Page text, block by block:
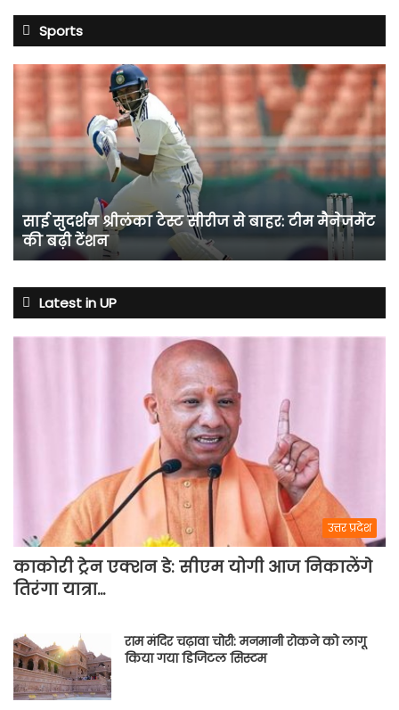
Sports
साई
श्रीलंका
सीरीज
से
मैनेजमेंट
की
बढ़ी
साई सुदर्शन श्रीलंका टेस्ट सीरीज से बाहर: टीम मैनेजमेंट
की बढ़ी टेंशन
Latest in UP
उत्तर प्रदेश
काकोरी ट्रेन एक्शन डे: सीएम योगी आज निकालेंगे
तिरंगा यात्रा…
राम मंदिर चढ़ावा चोरी: मनमानी रोकने को लागू
किया गया डिजिटल सिस्टम